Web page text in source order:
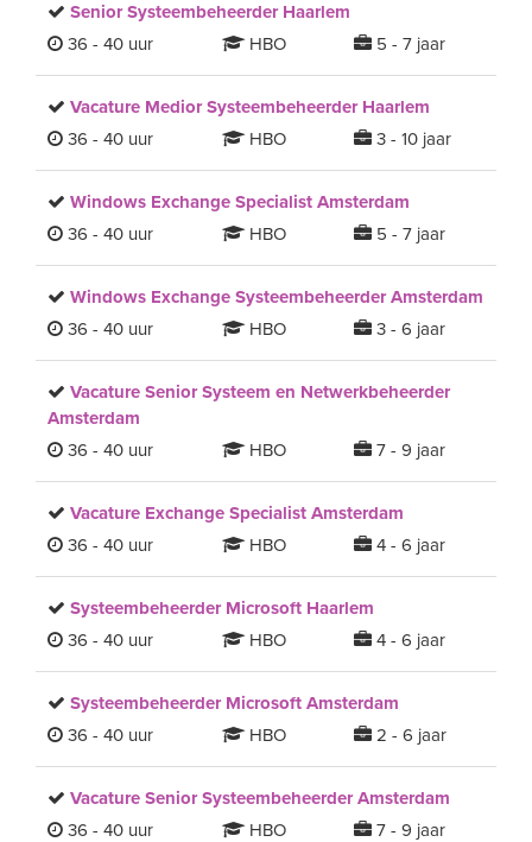
Senior Systeembeheerder Haarlem
36 - 40 uur
HBO 5 - 7 jaar
Vacature Medior Systeembeheerder Haarlem
36 - 40 uur
HBO 3 - 10 jaar
Windows Exchange Specialist Amsterdam
36 - 40 uur
HBO 5 - 7 jaar
Windows Exchange Systeembeheerder Amsterdam
36 - 40 uur
HBO 3 - 6 jaar
Vacature Senior Systeem en Netwerkbeheerder
Amsterdam
36 - 40 uur
HBO 7 - 9 jaar
Vacature Exchange Specialist Amsterdam
36 - 40 uur
HBO 4 - 6 jaar
Systeembeheerder Microsoft Haarlem
36 - 40 uur
HBO 4 - 6 jaar
Systeembeheerder Microsoft Amsterdam
36 - 40 uur
HBO 2 - 6 jaar
Vacature Senior Systeembeheerder Amsterdam
36 - 40 uur
HBO 7 - 9 jaar